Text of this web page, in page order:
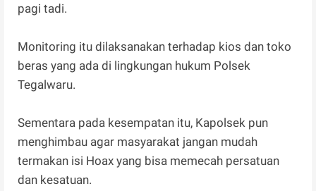
pagi tadi.
Monitoring itu dilaksanakan terhadap kios dan toko
beras yang ada di lingkungan hukum Polsek
Tegalwaru.
Sementara pada kesempatan itu, Kapolsek pun
menghimbau agar masyarakat jangan mudah
termakan isi Hoax yang bisa memecah persatuan
dan kesatuan.